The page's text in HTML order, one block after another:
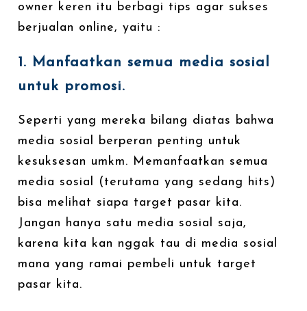
owner keren itu berbagi tips agar sukses
berjualan online, yaitu :
1. Manfaatkan semua media sosial
untuk promosi.
Seperti yang mereka bilang diatas bahwa
media sosial berperan penting untuk
kesuksesan umkm. Memanfaatkan semua
media sosial (terutama yang sedang hits)
bisa melihat siapa target pasar kita.
Jangan hanya satu media sosial saja,
karena kita kan nggak tau di media sosial
mana yang ramai pembeli untuk target
pasar kita.